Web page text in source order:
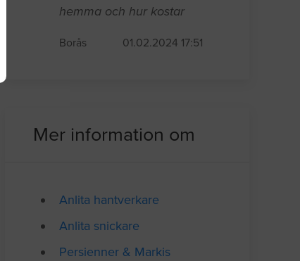
hemma och hur kostar
Borås 01.02.2024 17:51
Mer information om
Anlita hantverkare
Anlita snickare
Persienner & Markis